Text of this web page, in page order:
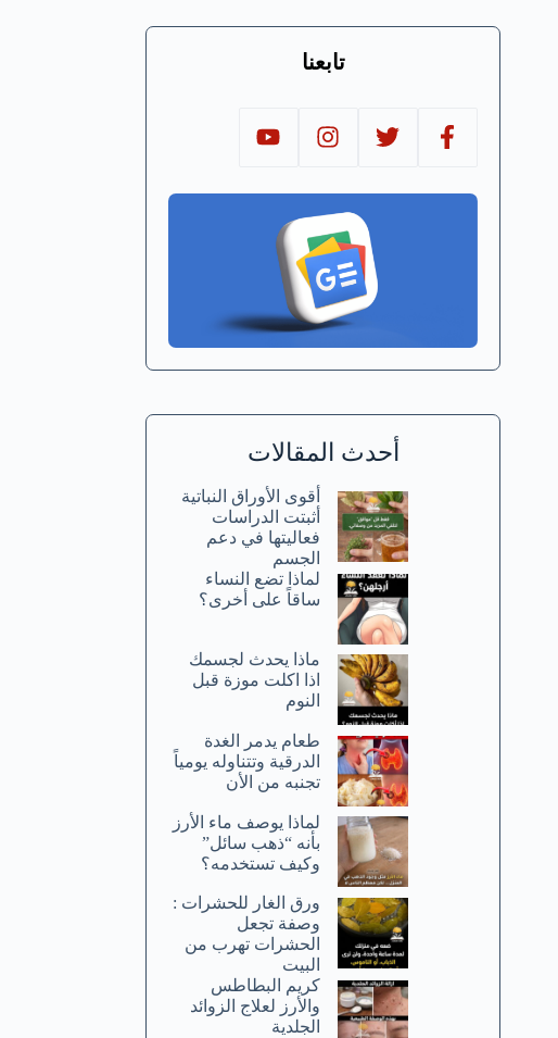
تابعنا
أحدث المقالات
أقوى الأوراق النباتية
أثبتت الدراسات
فعاليتها في دعم
الجسم
لماذا تضع النساء
ساقاً على أخرى؟
ماذا يحدث لجسمك
اذا اكلت موزة قبل
النوم
طعام يدمر الغدة
الدرقية وتتناوله يومياً
تجنبه من الأن
لماذا يوصف ماء الأرز
بأنه “ذهب سائل”
وكيف تستخدمه؟
ورق الغار للحشرات :
وصفة تجعل
الحشرات تهرب من
البيت
كريم البطاطس
والأرز لعلاج الزوائد
الجلدية